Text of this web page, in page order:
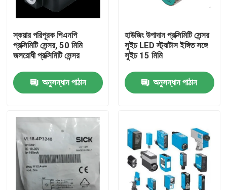
পণ্য
আমাদের সম্পর্কে
স্কয়ার পরিপূরক পিএনপি
প্রক্সিমিটি সেন্সর, 50 মিমি
জলরোধী প্রক্সিমিটি সেন্সর
অনুসন্ধান পাঠান
হাউজিং উপাদান প্রক্সিমিটি সেন্সর
সুইচ LED স্ট্যাটাস ইঙ্গিত সঙ্গে
সুইচ 15 মিমি
অনুসন্ধান পাঠান